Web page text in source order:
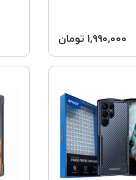
۱,۹۹۰,۰۰۰ تومان